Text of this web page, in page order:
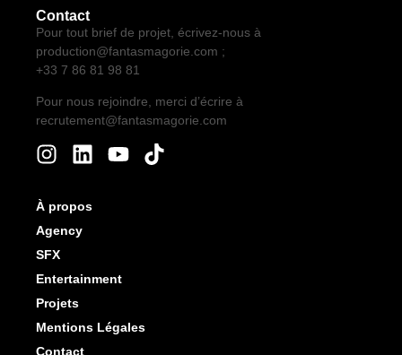
Contact
Pour tout brief de projet, écrivez-nous à
production@fantasmagorie.com ;
+33 7 86 81 98 81
Pour nous rejoindre, merci d’écrire à
recrutement@fantasmagorie.com
À propos
Agency
SFX
Entertainment
Projets
Mentions Légales
Contact